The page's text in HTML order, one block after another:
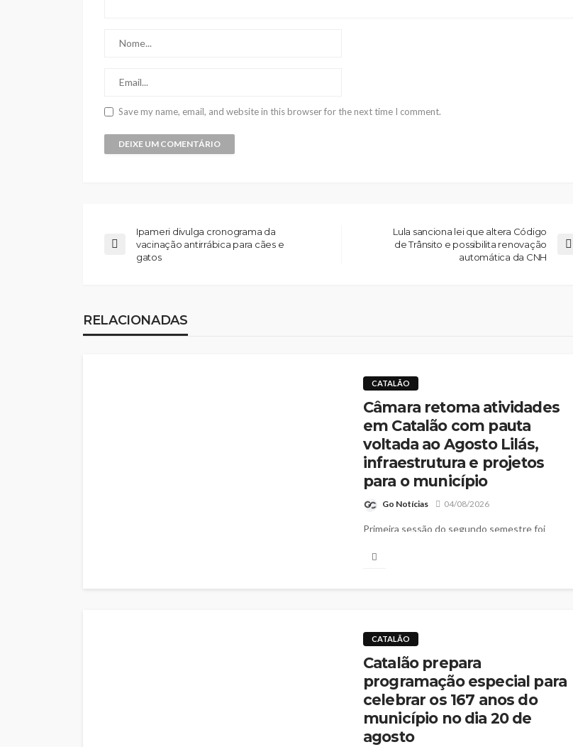
Save my name, email, and website in this browser for the next time I comment.
Ipameri divulga cronograma da
vacinação antirrábica para cães e
gatos
Lula sanciona lei que altera Código
de Trânsito e possibilita renovação
automática da CNH
RELACIONADAS
CATALÃO
Câmara retoma atividades
em Catalão com pauta
voltada ao Agosto Lilás,
infraestrutura e projetos
para o município
Go Notícias 04/08/2026
Primeira sessão do segundo semestre foi
apresentação de requerimentos e votação de
CATALÃO
Catalão prepara
programação especial para
celebrar os 167 anos do
município no dia 20 de
agosto